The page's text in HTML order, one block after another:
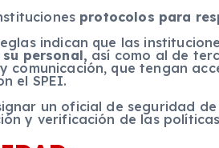
protocolos para
indican que las
su personal, así como al de
comunicación, que tengan
el SPEI.
un oficial de seguridad
y verificación de las